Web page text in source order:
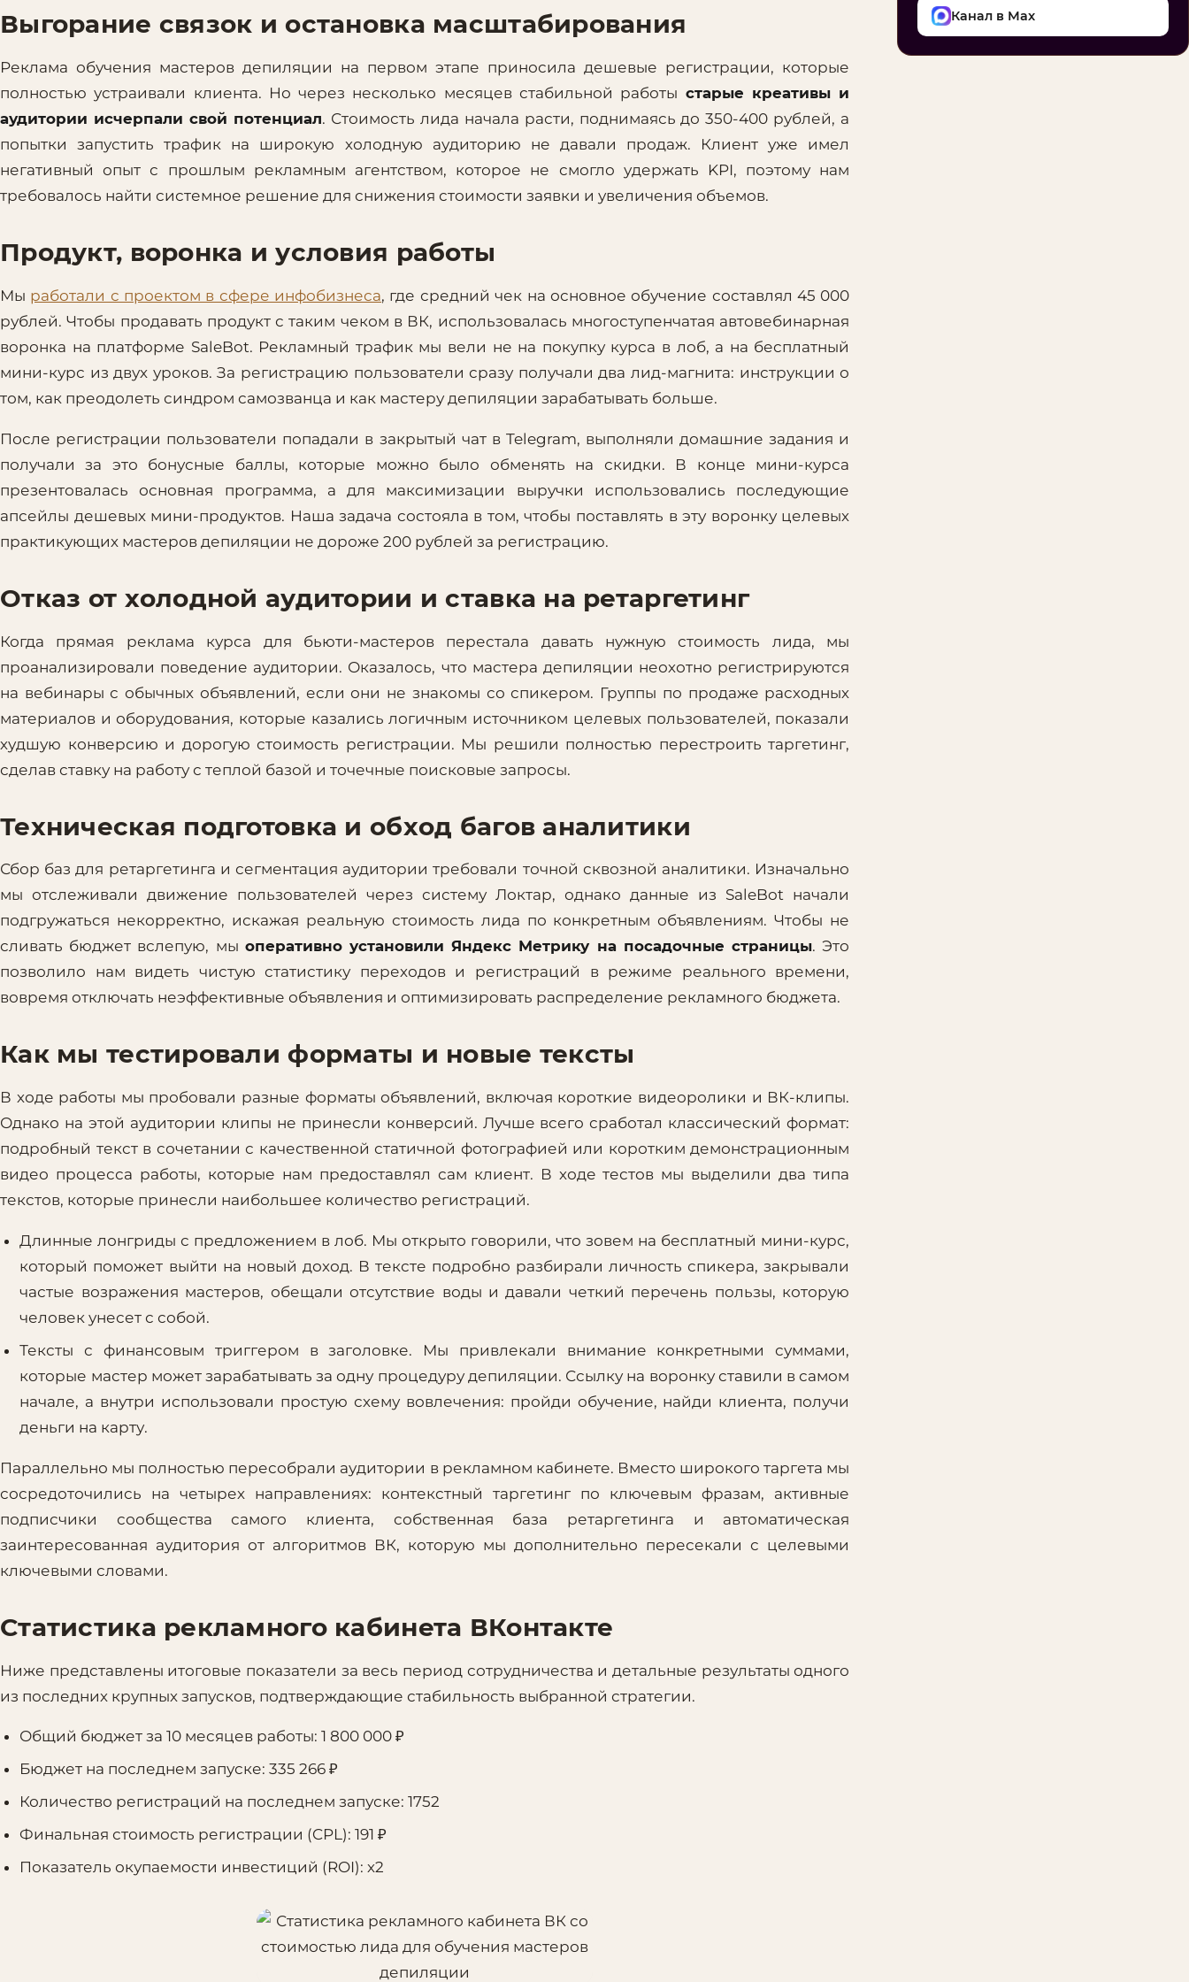
Выгорание связок и остановка масштабирования
Реклама обучения мастеров депиляции на первом этапе приносила дешевые регистрации, которые
полностью устраивали клиента. Но через несколько месяцев стабильной работы старые креативы и
аудитории исчерпали свой потенциал. Стоимость лида начала расти, поднимаясь до 350-400 рублей, а
попытки запустить трафик на широкую холодную аудиторию не давали продаж. Клиент уже имел
негативный опыт с прошлым рекламным агентством, которое не смогло удержать KPI, поэтому нам
требовалось найти системное решение для снижения стоимости заявки и увеличения объемов.
Продукт, воронка и условия работы
Мы работали с проектом в сфере инфобизнеса, где средний чек на основное обучение составлял 45 000
рублей. Чтобы продавать продукт с таким чеком в ВК, использовалась многоступенчатая автовебинарная
воронка на платформе SaleBot. Рекламный трафик мы вели не на покупку курса в лоб, а на бесплатный
мини-курс из двух уроков. За регистрацию пользователи сразу получали два лид-магнита: инструкции о
том, как преодолеть синдром самозванца и как мастеру депиляции зарабатывать больше.
После регистрации пользователи попадали в закрытый чат в Telegram, выполняли домашние задания и
получали за это бонусные баллы, которые можно было обменять на скидки. В конце мини-курса
презентовалась основная программа, а для максимизации выручки использовались последующие
апсейлы дешевых мини-продуктов. Наша задача состояла в том, чтобы поставлять в эту воронку целевых
практикующих мастеров депиляции не дороже 200 рублей за регистрацию.
Отказ от холодной аудитории и ставка на ретаргетинг
Когда прямая реклама курса для бьюти-мастеров перестала давать нужную стоимость лида, мы
проанализировали поведение аудитории. Оказалось, что мастера депиляции неохотно регистрируются
на вебинары с обычных объявлений, если они не знакомы со спикером. Группы по продаже расходных
материалов и оборудования, которые казались логичным источником целевых пользователей, показали
худшую конверсию и дорогую стоимость регистрации. Мы решили полностью перестроить таргетинг,
сделав ставку на работу с теплой базой и точечные поисковые запросы.
Техническая подготовка и обход багов аналитики
Сбор баз для ретаргетинга и сегментация аудитории требовали точной сквозной аналитики. Изначально
мы отслеживали движение пользователей через систему Локтар, однако данные из SaleBot начали
подгружаться некорректно, искажая реальную стоимость лида по конкретным объявлениям. Чтобы не
сливать бюджет вслепую, мы оперативно установили Яндекс Метрику на посадочные страницы. Это
позволило нам видеть чистую статистику переходов и регистраций в режиме реального времени,
вовремя отключать неэффективные объявления и оптимизировать распределение рекламного бюджета.
Как мы тестировали форматы и новые тексты
В ходе работы мы пробовали разные форматы объявлений, включая короткие видеоролики и ВК-клипы.
Однако на этой аудитории клипы не принесли конверсий. Лучше всего сработал классический формат:
подробный текст в сочетании с качественной статичной фотографией или коротким демонстрационным
видео процесса работы, которые нам предоставлял сам клиент. В ходе тестов мы выделили два типа
текстов, которые принесли наибольшее количество регистраций.
Длинные лонгриды с предложением в лоб. Мы открыто говорили, что зовем на бесплатный мини-курс,
который поможет выйти на новый доход. В тексте подробно разбирали личность спикера, закрывали
частые возражения мастеров, обещали отсутствие воды и давали четкий перечень пользы, которую
человек унесет с собой.
Тексты с финансовым триггером в заголовке. Мы привлекали внимание конкретными суммами,
которые мастер может зарабатывать за одну процедуру депиляции. Ссылку на воронку ставили в самом
начале, а внутри использовали простую схему вовлечения: пройди обучение, найди клиента, получи
деньги на карту.
Параллельно мы полностью пересобрали аудитории в рекламном кабинете. Вместо широкого таргета мы
сосредоточились на четырех направлениях: контекстный таргетинг по ключевым фразам, активные
подписчики сообщества самого клиента, собственная база ретаргетинга и автоматическая
заинтересованная аудитория от алгоритмов ВК, которую мы дополнительно пересекали с целевыми
ключевыми словами.
Статистика рекламного кабинета ВКонтакте
Ниже представлены итоговые показатели за весь период сотрудничества и детальные результаты одного
из последних крупных запусков, подтверждающие стабильность выбранной стратегии.
Общий бюджет за 10 месяцев работы: 1 800 000 ₽
Бюджет на последнем запуске: 335 266 ₽
Количество регистраций на последнем запуске: 1752
Финальная стоимость регистрации (CPL): 191 ₽
Показатель окупаемости инвестиций (ROI): х2
Канал в Max